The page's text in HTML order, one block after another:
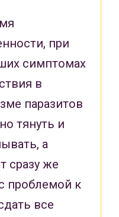
при
симптомах
в
паразитов
тянуть и
а
сразу же
проблемой к
все